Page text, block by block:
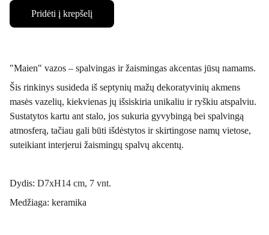
Pridėti į krepšelį
"Maien" vazos – spalvingas ir žaismingas akcentas jūsų namams.
Šis rinkinys susideda iš septynių mažų dekoratyvinių akmens
masės vazelių, kiekvienas jų išsiskiria unikaliu ir ryškiu atspalviu.
Sustatytos kartu ant stalo, jos sukuria gyvybingą bei spalvingą
atmosferą, tačiau gali būti išdėstytos ir skirtingose namų vietose,
suteikiant interjerui žaismingų spalvų akcentų.
Dydis: D7xH14 cm, 7 vnt.
Medžiaga: keramika